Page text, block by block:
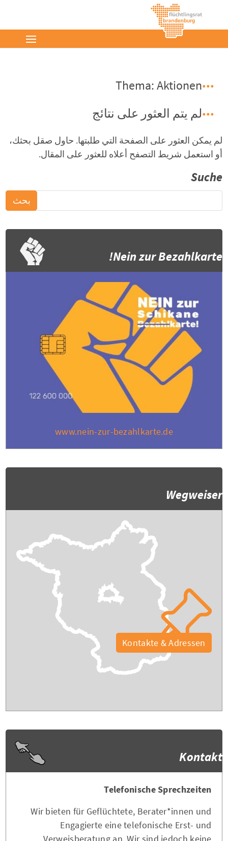
Thema: Aktionen
لم يتم العثور على نتائج
لم يمكن العثور على الصفحة التي طلبتها. حاول صقل بحثك،
أو استعمل شريط التصفح أعلاه للعثور على المقال.
Suche
Nein zur Bezahlkarte!
www.nein-zur-bezahlkarte.de
Wegweiser
Kontakte & Adressen
Kontakt
Telefonische Sprechzeiten
Wir bieten für Geflüchtete, Berater*innen und
Engagierte eine telefonische Erst- und
Verweisberatung an. Wir sind jedoch keine